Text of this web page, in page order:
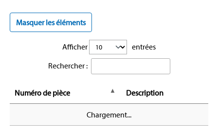
Masquer les éléments
Afficher
entrées
Rechercher :
Numéro de pièce Description
Chargement...